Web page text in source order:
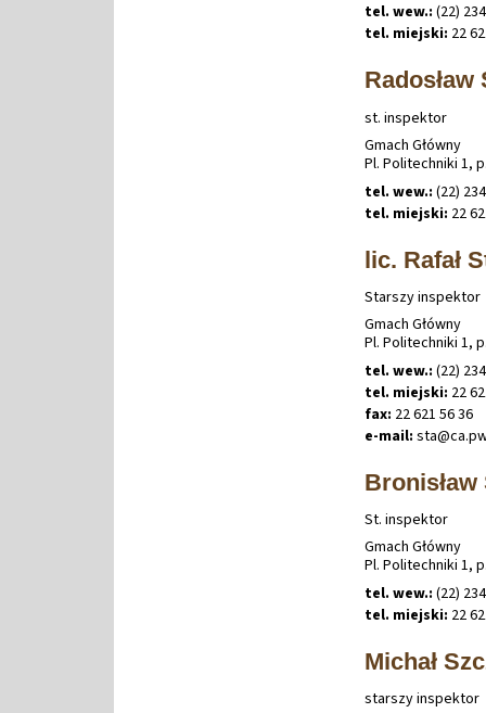
tel. wew.: (22)
tel. miejski: 22
st. inspektor
Gmach Główny
Pl. Politechniki 1,
tel. wew.: (22)
tel. miejski: 22
lic. Rafał
Starszy inspektor
Gmach Główny
Pl. Politechniki 1,
tel. wew.: (22)
tel. miejski: 22
fax: 22 621 56 36
e-mail: sta@ca.pw
St. inspektor
Gmach Główny
Pl. Politechniki 1,
tel. wew.: (22)
tel. miejski: 22
Michał
starszy inspektor